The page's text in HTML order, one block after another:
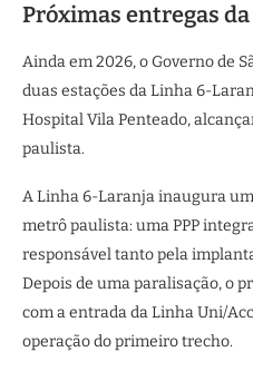
Próximas entregas
Ainda em 2026, o Governo de
duas estações da Linha 6-
Hospital Vila Penteado,
paulista.
A Linha 6-Laranja inaugura
metrô paulista: uma PPP
responsável tanto pela
Depois de uma paralisação, o
com a entrada da Linha Uni/
operação do primeiro trecho.